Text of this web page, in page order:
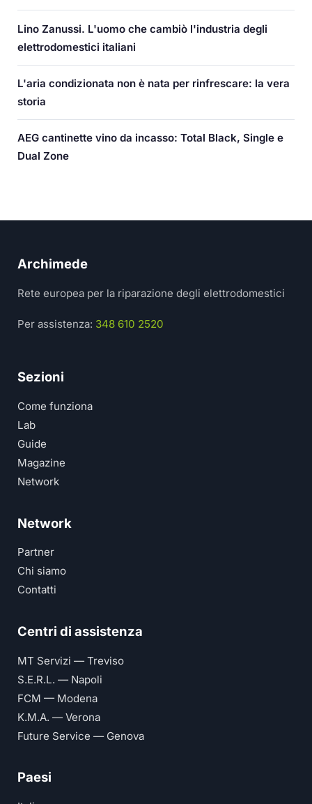
Lino Zanussi. L'uomo che cambiò l'industria degli
elettrodomestici italiani
L'aria condizionata non è nata per rinfrescare: la vera
storia
AEG cantinette vino da incasso: Total Black, Single e
Dual Zone
Archimede
Rete europea per la riparazione degli elettrodomestici
Per assistenza: 348 610 2520
Sezioni
Come funziona
Lab
Guide
Magazine
Network
Network
Partner
Chi siamo
Contatti
Centri di assistenza
MT Servizi — Treviso
S.E.R.L. — Napoli
FCM — Modena
K.M.A. — Verona
Future Service — Genova
Paesi